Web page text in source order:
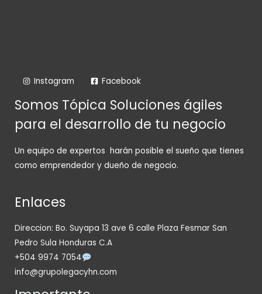
Instagram Facebook
Somos Tópica Soluciones ágiles
para el desarrollo de tu negocio
Un equipo de expertos harán posible el sueño que tienes
como emprendedor y dueño de negocio.
Enlaces
Direccion: Bo. Suyapa 13 ave 6 calle Plaza Fesmar San
Pedro Sula Honduras C.A
+504 9974 7054
info@grupolegacyhn.com